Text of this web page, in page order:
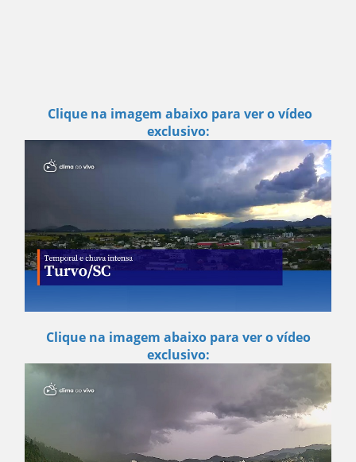
Clique na imagem abaixo para ver o vídeo
exclusivo:
Clique na imagem abaixo para ver o vídeo
exclusivo: